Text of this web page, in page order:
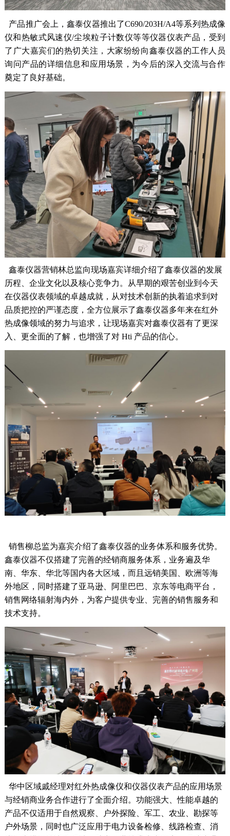
产品推广会上，鑫泰仪器推出了C690/203H/A4等系列热成像
仪和热敏式风速仪/尘埃粒子计数仪等等仪器仪表产品，受到
了广大嘉宾们的热切关注，大家纷纷向鑫泰仪器的工作人员
询问产品的详细信息和应用场景，为今后的深入交流与合作
奠定了良好基础。
鑫泰仪器营销林总监向现场嘉宾详细介绍了鑫泰仪器的发展
历程、企业文化以及核心竞争力。从早期的艰苦创业到今天
在仪器仪表领域的卓越成就，从对技术创新的执着追求到对
品质把控的严谨态度，全方位展示了鑫泰仪器多年来在红外
热成像领域的努力与追求，让现场嘉宾对鑫泰仪器有了更深
入、更全面的了解，也增强了对 Hti 产品的信心。
销售柳总监为嘉宾介绍了鑫泰仪器的业务体系和服务优势。
鑫泰仪器不仅搭建了完善的经销商服务体系，业务遍及华
南、华东、华北等国内各大区域，而且远销美国、欧洲等海
外地区，同时搭建了亚马逊、阿里巴巴、京东等电商平台，
销售网络辐射海内外，为客户提供专业、完善的销售服务和
技术支持。
华中区域戚经理对红外热成像仪和仪器仪表产品的应用场景
与经销商业务合作进行了全面介绍。功能强大、性能卓越的
产品不仅适用于自然观察、户外探险、军工、农业、勘探等
户外场景，同时也广泛应用于电力设备检修、线路检查、消